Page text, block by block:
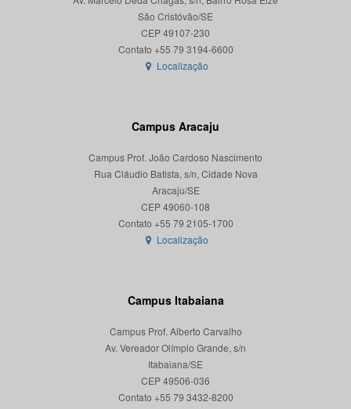
São Cristóvão/SE
CEP 49107-230
Localização
Campus Aracaju
Campus Prof. João Cardoso Nascimento
Rua Cláudio Batista, s/n, Cidade Nova
Aracaju/SE
CEP 49060-108
Localização
Campus Itabaiana
Campus Prof. Alberto Carvalho
Av. Vereador Olímpio Grande, s/n
Itabaiana/SE
CEP 49506-036